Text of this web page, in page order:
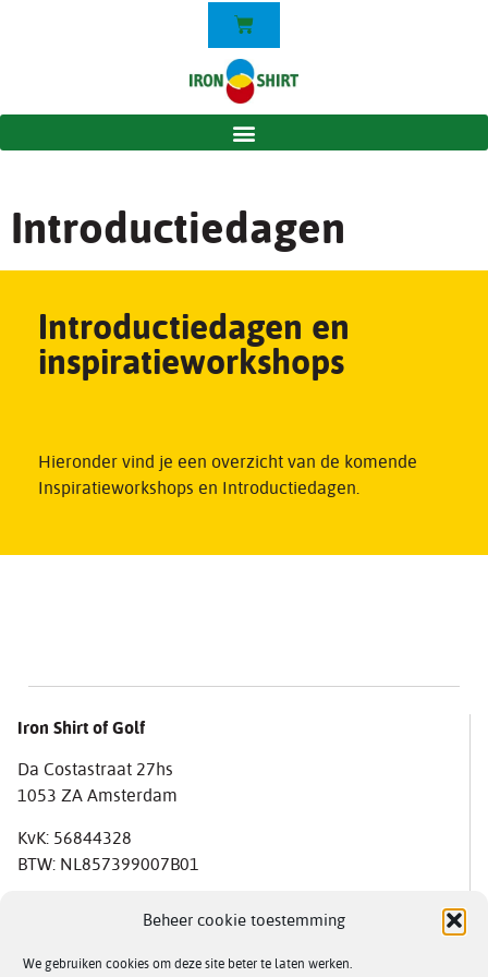
Beheer cookie toestemming
We gebruiken cookies om deze site beter te laten werken.
Introductiedagen
Introductiedagen en
inspiratieworkshops
Hieronder vind je een overzicht van de komende
Inspiratieworkshops en Introductiedagen.
Iron Shirt of Golf
Da Costastraat 27hs
1053 ZA Amsterdam
KvK: 56844328
BTW: NL857399007B01
Formeel